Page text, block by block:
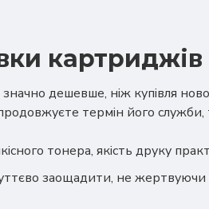
картриджів
дешевше, ніж купівля
термін його служби,
тонера, якість друку
заощадити, не жертвуючи